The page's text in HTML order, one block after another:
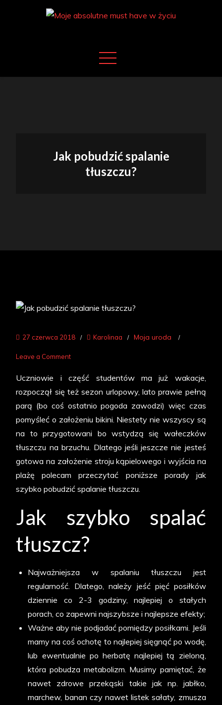
Jak pobudzić spalanie
tłuszczu?
27 czerwca 2018 Karolinaa Moja uroda
Leave a Commenton
pobudzić
spalanie
tłuszczu?
Uczniowie i część studentów ma już wakacje,
rozpoczął się też sezon urlopowy, lato prawie pełną
parą (bo coś ostatnio pogoda zawodzi) więc czas
pomyśleć o założeniu bikini. Niestety nie wszyscy są
na to przygotowani bo wstydzą się wałeczków
tłuszczu na brzuchu. Dlatego jeśli jeszcze nie jesteś
gotowa na założenie stroju kąpielowego i wyjścia na
plażę polecam przeczytać poniższe porady jak
szybko pobudzić spalanie tłuszczu.
Jak szybko spalać
tłuszcz?
Najważniejsza w spalaniu tłuszczu jest
regularność. Dlatego, należy jeść pięć posiłków
dziennie co 2-3 godziny, najlepiej o stałych
porach, co zapewni najszybsze i najlepsze efekty;
Ważne aby nie podjadać pomiędzy posiłkami. Jeśli
mamy na coś ochotę to najlepiej sięgnąć po wodę,
lub ewentualnie po herbatę najlepiej tą zieloną,
która pobudza metabolizm. Musimy pamiętać, że
nawet zdrowe przekąski takie jak np. jabłko,
marchew, banan czy nawet listek sałaty, zmusza